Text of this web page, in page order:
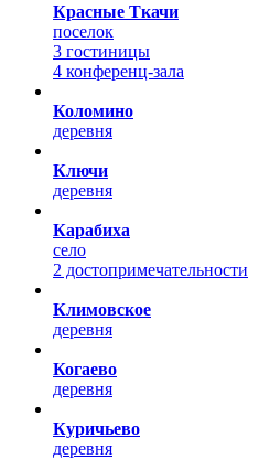
Красные Ткачи
поселок
3 гостиницы
4 конференц-зала
Коломино
деревня
Ключи
деревня
Карабиха
село
2 достопримечательности
Климовское
деревня
Когаево
деревня
Куричьево
деревня